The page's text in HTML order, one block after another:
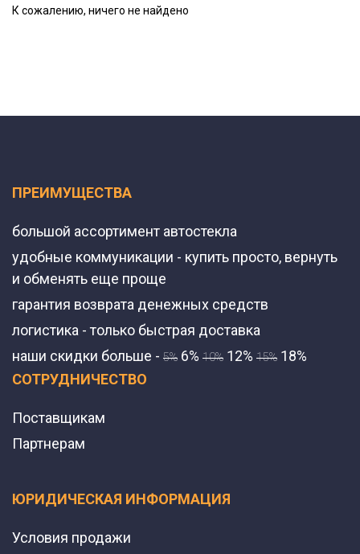
К сожалению, ничего не найдено
ПРЕИМУЩЕСТВА
большой ассортимент автостекла
удобные коммуникации - купить просто, вернуть
и обменять еще проще
гарантия возврата денежных средств
логистика - только быстрая доставка
наши скидки больше - 5% 6% 10% 12% 15% 18%
СОТРУДНИЧЕСТВО
Поставщикам
Партнерам
ЮРИДИЧЕСКАЯ ИНФОРМАЦИЯ
Условия продажи